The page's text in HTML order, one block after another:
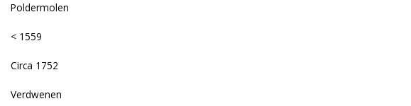
poldermolen
< 1559
circa 1752
verdwenen